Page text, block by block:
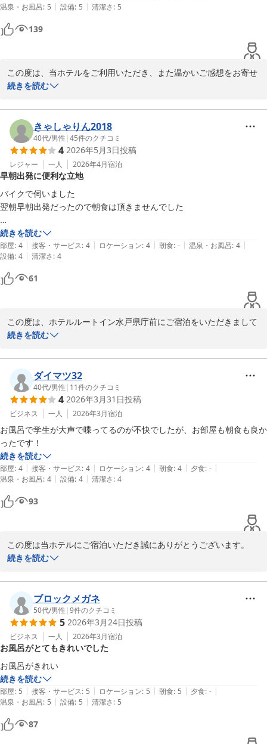
ホテルルートイン水戸県庁前
2026-07-04
温泉・お風呂: 5 | 設備: 5 | 清潔さ: 5
139
この度は、当ホテルをご利用いただき、また温かいご感想をお寄せ
いただき、誠にありがとうございます。
フロントスタッフの対応、貸切状態でご利用いただけた大浴場、無
料朝食、お部屋の清潔さにご満足いただけたとのこと、私どもも大
変嬉しく、快適にお過ごしいただけたご様子を伺え、安堵いたしま
した。
ただ、喫煙ルームの匂いにつきましては、ご不快な思いをおかけ
し、大変申し訳ございませんでした。ご予約状況によりご不便をお
かけしましたことを、心よりお詫び申し上げます。今後も消臭対応
準備にはより一層配慮してまいります。
またお近くへお越しの際には、ぜひ当ホテルをご利用くださいま
せ。お客様のまたのお越しを心よりお待ち申し上げております。
2026-04-12
続きを読む
きゃしゃりん2018
40代/男性 |45件のクチコミ
4 2026年5月3日投稿
レジャー 一人 2026年4月宿泊
早朝出発に便利な立地
バイクで伺いました
翌朝早朝出発だったので朝食は頂きませんでした
ひたちなか公園へ伺った後到着したのですが、ひたちなか公園から下道
でもそんなに時間かからなかったです
続きを読む
部屋: 4 | 接客・サービス: 4 | ロケーション: 4 | 朝食: - | 温泉・お風呂: 4 |
設備: 4 | 清潔さ: 4
61
この度は、ホテルルートイン水戸県庁前にご宿泊をいただきまして
誠にありがとうございました。
ひたちなか海浜公園のネモフィラが満開のころで、観光客の方々で
賑わっていたことと思います。水戸の方まで足を運んでいただきあ
りがとうございます。
ご朝食のオープンは6：30〜のため、また機会がございましたら、
お召し上げりいただけましたら幸いでございます。
これから新緑の季節となりますので、バイクでのお出かけが楽しく
なることと存じます。
お近くへお越しの際は、お気軽にお立ちよりくださいませ。
またのご来館をスタッフ一同、お待ち申し上げております。
ホテルルートイン水戸県庁前
続きを読む
ダイマツ32
40代/男性 | 11件のクチコミ
4 2026年3月31日投稿
ビジネス 一人 2026年3月宿泊
お風呂で学生が大声で喋ってるのが不快でしたが、お部屋も朝食も良か
ったです！
続きを読む
部屋: 4 | 接客・サービス: 4 | ロケーション: 4 | 朝食: 4 | 夕食: - |
温泉・お風呂: 4 | 設備: 4 | 清潔さ: 4
93
この度は当ホテルにご宿泊いただき誠にありがとうございます。
朝食は和洋30品目以上をご用意しており、レストランスタッフも
日々、お客様においしく召し上がって頂けるよう取り組んでおりま
す。
お風呂につきましては、営業時間中にスタッフを巡回を行っており
ますので、必要時に応じてお客様対応をさせていただいておりま
す。
お客様のまたのお越しを心よりお待ち申し上げております。
続きを読む
ブロックメガネ
50代/男性 |9件のクチコミ
5 2026年3月24日投稿
ビジネス 一人 2026年3月宿泊
お風呂がとてもきれいでした
お風呂がきれい
続きを読む
部屋: 5 | 接客・サービス: 5 | ロケーション: 5 | 朝食: 5 | 夕食: - |
温泉・お風呂: 5 | 設備: 5 | 清潔さ: 5
87